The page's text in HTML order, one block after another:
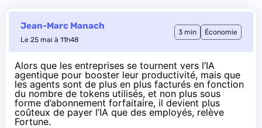
Jean-Marc Manach
Le 25 mai à 11h48
3 min Économie
Alors que les entreprises se tournent vers l’IA
agentique pour booster leur productivité, mais que
les agents sont de plus en plus facturés en fonction
du nombre de tokens utilisés, et non plus sous
forme d’abonnement forfaitaire, il devient plus
coûteux de payer l’IA que des employés, relève
Fortune.